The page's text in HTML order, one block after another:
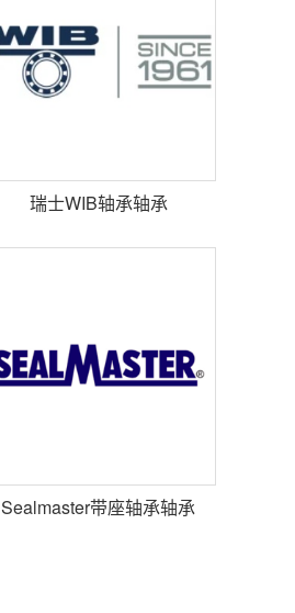
瑞士WIB轴承轴承
Sealmaster带座轴承轴承